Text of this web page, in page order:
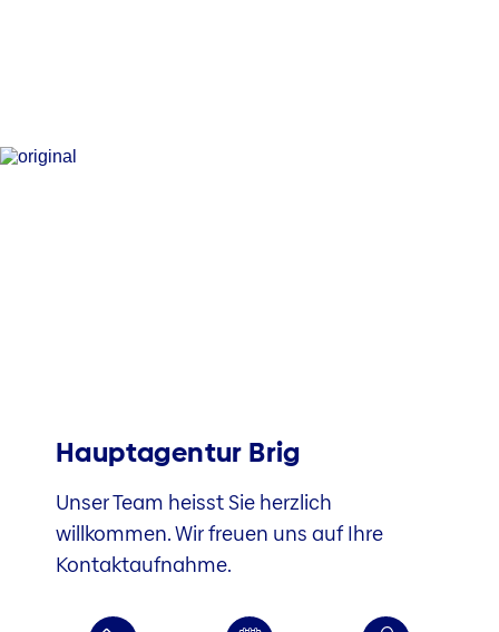
Hauptagentur Brig
Unser Team heisst Sie herzlich
willkommen. Wir freuen uns auf Ihre
Kontaktaufnahme.